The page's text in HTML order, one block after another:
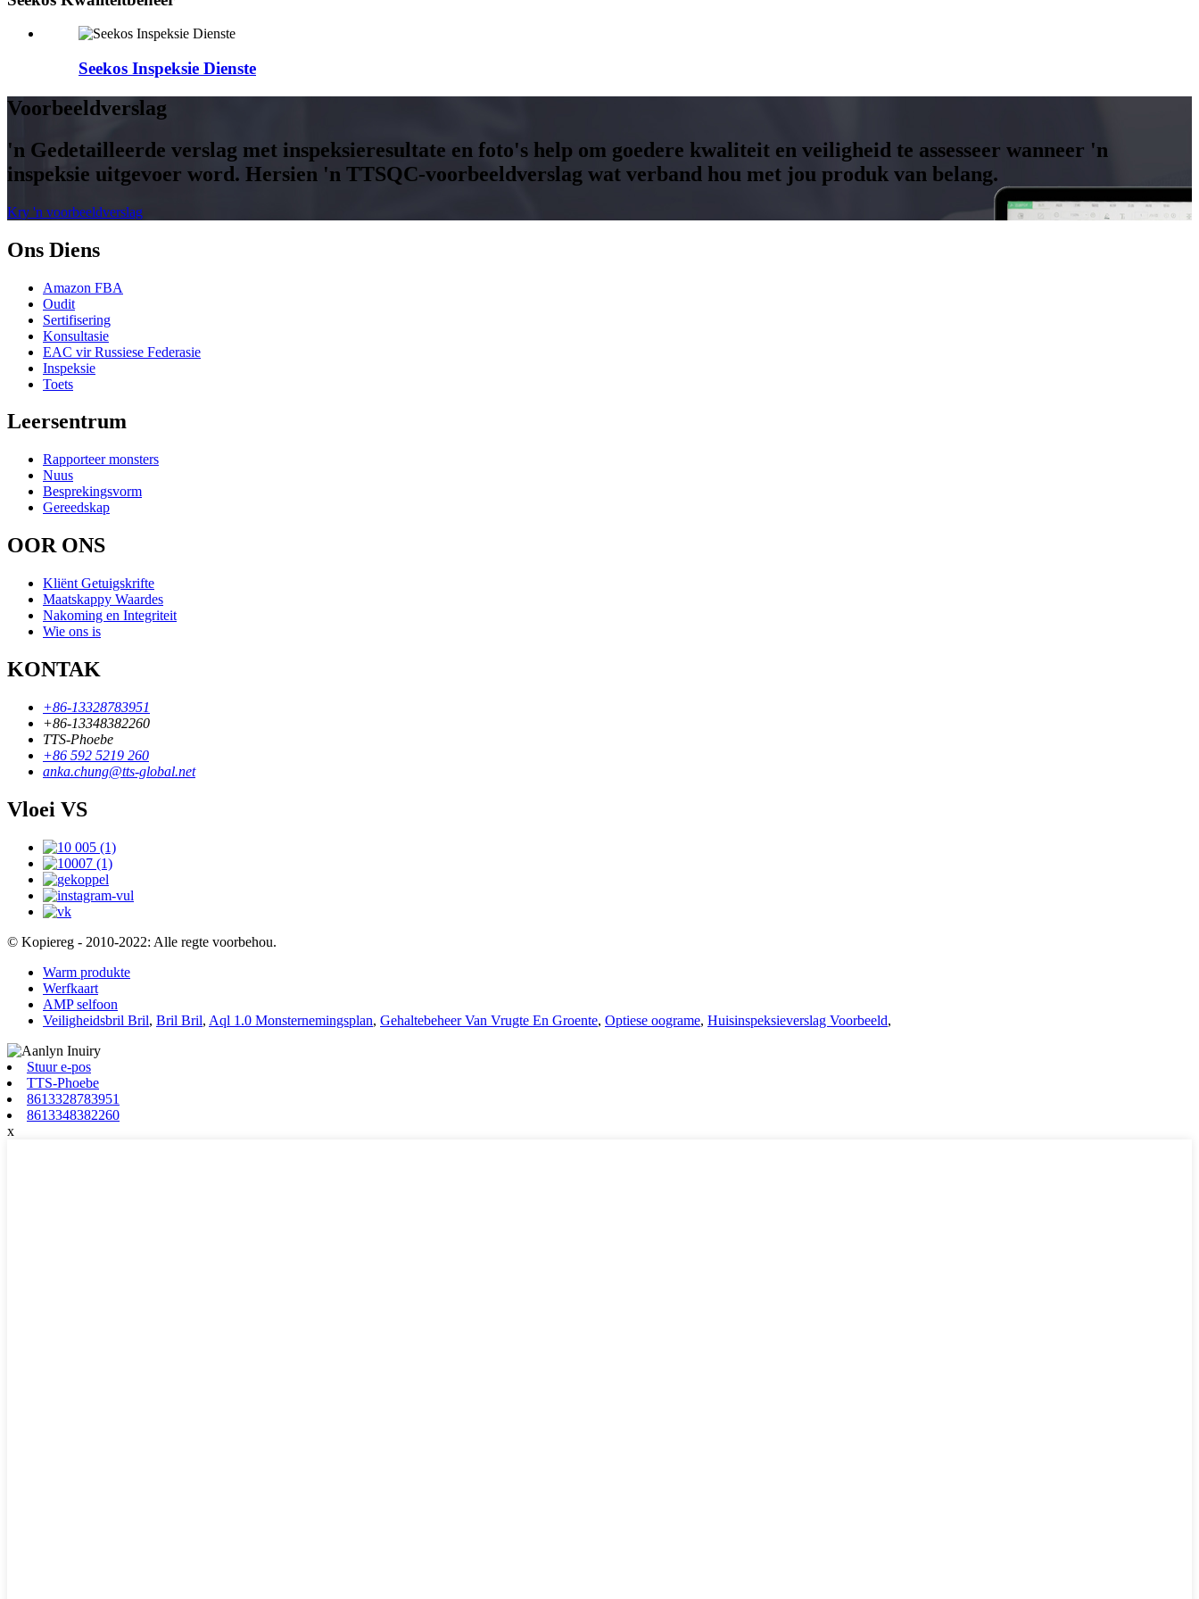
Seekos Inspeksie Dienste
Voorbeeldverslag
'n Gedetailleerde verslag met inspeksieresultate en foto's help om goedere kwaliteit en veiligheid te assesseer wanneer 'n
inspeksie uitgevoer word. Hersien 'n TTSQC-voorbeeldverslag wat verband hou met jou produk van belang.
Kry 'n voorbeeldverslag
Ons Diens
Amazon FBA
Oudit
Sertifisering
Konsultasie
EAC vir Russiese Federasie
Inspeksie
Toets
Leersentrum
Rapporteer monsters
Nuus
Besprekingsvorm
Gereedskap
OOR ONS
Kliënt Getuigskrifte
Maatskappy Waardes
Nakoming en Integriteit
Wie ons is
KONTAK
+86-13328783951
+86-13348382260
TTS-Phoebe
+86 592 5219 260
anka.chung@tts-global.net
Vloei VS
© Kopiereg - 2010-2022: Alle regte voorbehou.
Warm produkte
Werfkaart
AMP selfoon
Veiligheidsbril Bril, Bril Bril, Aql 1.0 Monsternemingsplan, Gehaltebeheer Van Vrugte En Groente, Optiese oograme, Huisinspeksieverslag Voorbeeld,
Stuur e-pos
TTS-Phoebe
8613328783951
8613348382260
x